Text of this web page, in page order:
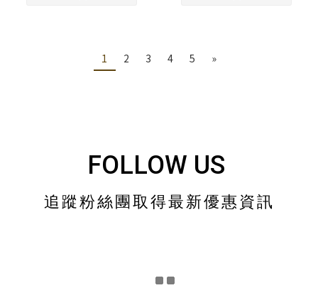
1 2 3 4 5 »
FOLLOW US
追蹤粉絲團取得最新優惠資訊